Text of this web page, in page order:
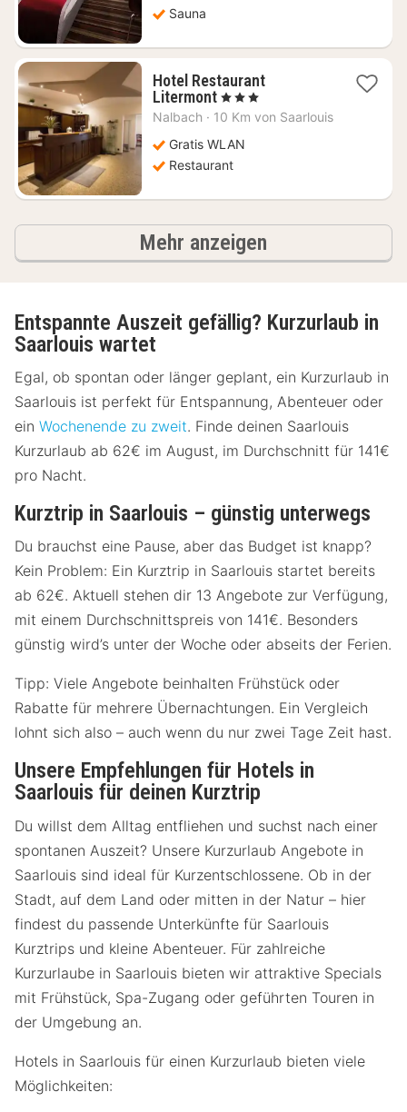
Sauna
Hotel Restaurant
Litermont1
Nacht
101,87
€
, 3 Sterne
Nalbach · 10 Km von Saarlouis
Gratis WLAN
Restaurant
Mehr anzeigen
Entspannte Auszeit gefällig? Kurzurlaub in
Saarlouis wartet
Egal, ob spontan oder länger geplant, ein Kurzurlaub in
Saarlouis ist perfekt für Entspannung, Abenteuer oder
ein Wochenende zu zweit. Finde deinen Saarlouis
Kurzurlaub ab 62€ im August, im Durchschnitt für 141€
pro Nacht.
Kurztrip in Saarlouis – günstig unterwegs
Du brauchst eine Pause, aber das Budget ist knapp?
Kein Problem: Ein Kurztrip in Saarlouis startet bereits
ab 62€. Aktuell stehen dir 13 Angebote zur Verfügung,
mit einem Durchschnittspreis von 141€. Besonders
günstig wird’s unter der Woche oder abseits der Ferien.
Tipp: Viele Angebote beinhalten Frühstück oder
Rabatte für mehrere Übernachtungen. Ein Vergleich
lohnt sich also – auch wenn du nur zwei Tage Zeit hast.
Unsere Empfehlungen für Hotels in
Saarlouis für deinen Kurztrip
Du willst dem Alltag entfliehen und suchst nach einer
spontanen Auszeit? Unsere Kurzurlaub Angebote in
Saarlouis sind ideal für Kurzentschlossene. Ob in der
Stadt, auf dem Land oder mitten in der Natur – hier
findest du passende Unterkünfte für Saarlouis
Kurztrips und kleine Abenteuer. Für zahlreiche
Kurzurlaube in Saarlouis bieten wir attraktive Specials
mit Frühstück, Spa-Zugang oder geführten Touren in
der Umgebung an.
Hotels in Saarlouis für einen Kurzurlaub bieten viele
Möglichkeiten: